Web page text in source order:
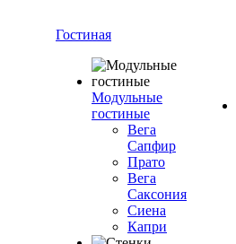
Гостиная
Модульные
гостиные
Вега
Сапфир
Прато
Вега
Саксония
Сиена
Капри